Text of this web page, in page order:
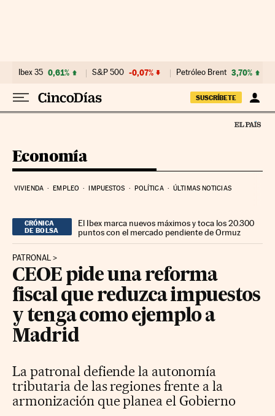
Ibex 35 0,61% S&P 500 -0,07% Petróleo Brent 3,70%
SUSCRÍBETE
Economía
VIVIENDA EMPLEO IMPUESTOS POLÍTICA ÚLTIMAS NOTICIAS
CRÓNICA
DE BOLSA
El Ibex marca nuevos máximos y toca los 20.300
puntos con el mercado pendiente de Ormuz
PATRONAL
CEOE pide una reforma
fiscal que reduzca impuestos
y tenga como ejemplo a
Madrid
La patronal defiende la autonomía
tributaria de las regiones frente a la
armonización que planea el Gobierno